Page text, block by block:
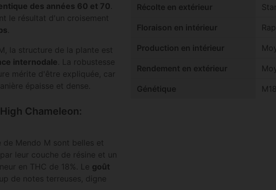
des années 60 et 70.
le résultat d'un croisement
.
la structure de la plante est
internodale. La robustesse
mérite d'être expliquée, car
épaisse et dense.
Chameleon:
Mendo M sont belles et
leur couche de résine et un
en THC de 18%. Le goût
de notes terreuses, digne
Récolte en extérieur
Floraison en intérieur
Production en intérieur
Rendement en extérieur
Génétique M18